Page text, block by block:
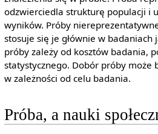
odzwierciedla strukturę populacji i
wyników. Próby
stosuje się je głównie w badaniach
próby zależy od kosztów badania,
statystycznego. Dobór próby może
w zależności od celu badania.
Próba, a nauki